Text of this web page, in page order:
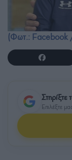
(Φωτ.:
Στηρίξτε
Επιλέξτε